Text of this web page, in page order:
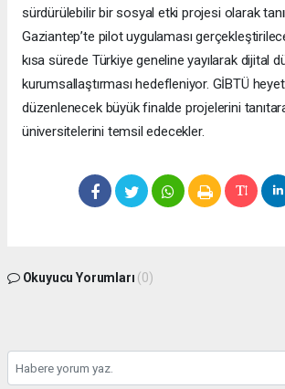
sürdürülebilir bir sosyal etki projesi olarak
Gaziantep’te pilot uygulaması
kısa sürede Türkiye geneline yayılarak dijital
kurumsallaştırması hedefleniyor. GİBTÜ
düzenlenecek büyük finalde projelerini
üniversitelerini temsil edecekler.
Okuyucu Yorumları (0)